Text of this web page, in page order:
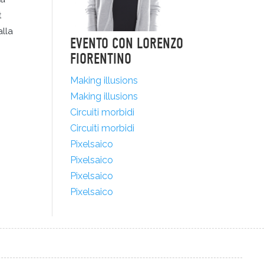
EVENTO CON LORENZO
FIORENTINO
Making illusions
Making illusions
Circuiti morbidi
Circuiti morbidi
Pixelsaico
Pixelsaico
Pixelsaico
Pixelsaico